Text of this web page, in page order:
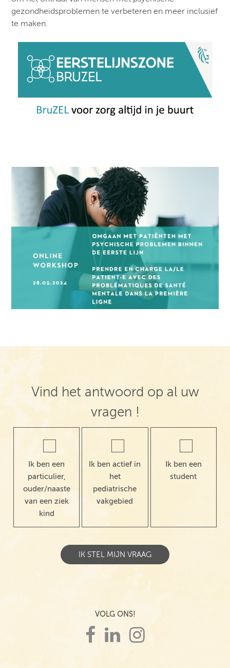
gezondheidsproblemen te verbeteren en meer inclusief
te maken.
Vind het antwoord op al uw
vragen !
Ik ben een
particulier,
ouder/naaste
van een ziek
kind
Ik ben actief in
het
pediatrische
vakgebied
Ik ben een
student
VOLG ONS!